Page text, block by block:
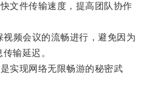
件传输速度，提高团队协作
频会议的流畅进行，避免因为
输延迟。
现网络无限畅游的秘密武